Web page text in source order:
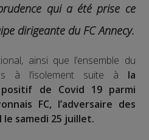
qui a été prise ce
dirigeante du FC Annecy.
ainsi que l’ensemble du
à l’isolement suite à la
de Covid 19 parmi
FC, l’adversaire des
le samedi 25 juillet.